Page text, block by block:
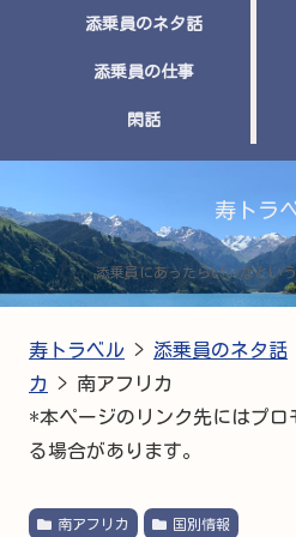
寿トラ
添乗員にあったらいいなとい
添乗員のネタ話
添乗員の仕事
閑話
寿トラベル > 添乗員のネタ話
カ
> 南アフリカ
*本ページのリンク先にはプロ
る場合があります。
南アフリカ 国別情報